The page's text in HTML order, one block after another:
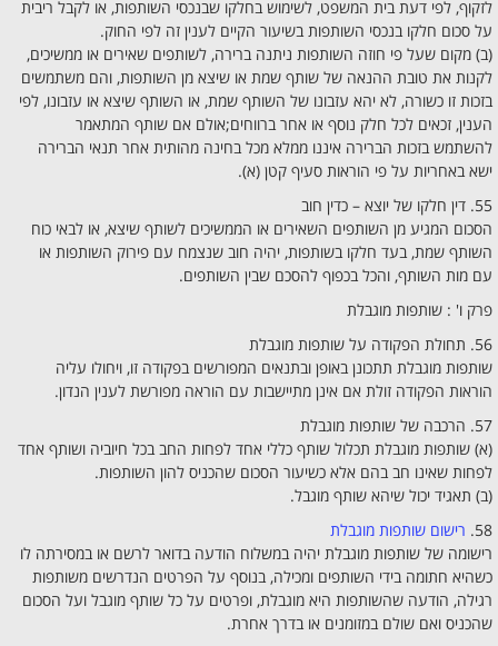
לזקוף, לפי דעת בית המשפט, לשימוש בחלקו שבנכסי השותפות, או לקבל ריבית
על סכום חלקו בנכסי השותפות בשיעור הקיים לענין זה לפי החוק.
(ב) מקום שעל פי חוזה השותפות ניתנה ברירה, לשותפים שאירים או ממשיכים,
לקנות את טובת ההנאה של שותף שמת או שיצא מן השותפות, והם משתמשים
בזכות זו כשורה, לא יהא עזבונו של השותף שמת, או השותף שיצא או עזבונו, לפי
הענין, זכאים לכל חלק נוסף או אחר ברווחים;אולם אם שותף המתאמר
להשתמש בזכות הברירה איננו ממלא מכל בחינה מהותית אחר תנאי הברירה
ישא באחריות על פי הוראות סעיף קטן (א).
55. דין חלקו של יוצא – כדין חוב
הסכום המגיע מן השותפים השאירים או הממשיכים לשותף שיצא, או לבאי כוח
השותף שמת, בעד חלקו בשותפות, יהיה חוב שנצמח עם פירוק השותפות או
עם מות השותף, והכל בכפוף להסכם שבין השותפים.
פרק ו' : שותפות מוגבלת
56. תחולת הפקודה על שותפות מוגבלת
שותפות מוגבלת תתכונן באופן ובתנאים המפורשים בפקודה זו, ויחולו עליה
הוראות הפקודה זולת אם אינן מתיישבות עם הוראה מפורשת לענין הנדון.
57. הרכבה של שותפות מוגבלת
(א) שותפות מוגבלת תכלול שותף כללי אחד לפחות החב בכל חיוביה ושותף אחד
לפחות שאינו חב בהם אלא כשיעור הסכום שהכניס להון השותפות.
(ב) תאגיד יכול שיהא שותף מוגבל.
58. רישום שותפות מוגבלת
רישומה של שותפות מוגבלת יהיה במשלוח הודעה בדואר לרשם או במסירתה לו
כשהיא חתומה בידי השותפים ומכילה, בנוסף על הפרטים הנדרשים משותפות
רגילה, הודעה שהשותפות היא מוגבלת, ופרטים על כל שותף מוגבל ועל הסכום
שהכניס ואם שולם במזומנים או בדרך אחרת.